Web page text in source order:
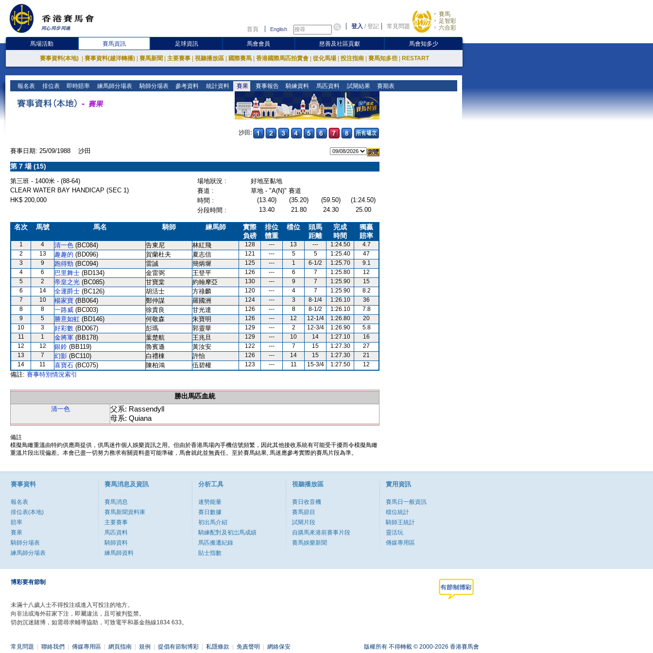
首頁 English 登入 /登記 常見問題
賽馬
足智彩
六合彩
馬場活動 賽馬資訊 足球資訊 馬會會員 慈善及社區貢獻 馬會知多少
賽事資料(本地) 賽事資料(越洋轉播) 賽馬新聞 主要賽事 視聽播放區 國際賽馬 香港國際馬匹拍賣會 從化馬場 投注指南 賽馬知多些 RESTART
報名表 排位表 即時賠率 練馬師分場表 騎師分場表 參考資料 統計資料 賽果 賽事報告 騎練資料 馬匹資料 試閘結果 賽期表
沙田:
賽事日期: 25/09/1988 沙田
第 7 場 (15)
第三班 - 1400米 - (88-64) 場地狀況 :
好地至黏地
CLEAR WATER BAY HANDICAP (SEC 1)
賽道 :
草地 - "A(N)" 賽道
HK$ 200,000
時間 : (13.40) (35.20) (59.50)
(1:24.50)
分段時間 :
13.40 21.80 24.30 25.00
名次 馬號 馬名 騎師 練馬師
實際
負磅
排位
體重
檔位
頭馬
距離
完成
時間
獨贏
賠率
1 4 清一色 (BC084) 告東尼 林紅飛 128 --- 13 --- 1:24.50
4.7
2
13 趣趣的 (BD096) 賀蘭杜夫 夏志信 121 --- 5 5 1:25.40
47
3
9 跑得勁 (BC094) 雷誠 簡炳墀 125 --- 1 6-1/2 1:25.70
9.1
4
6 巴里舞士 (BD134) 金雷弼 王登平 126 --- 6 7 1:25.80
12
5
2 帝皇之光 (BC085) 甘寶棠 約翰摩亞 130 --- 9 7 1:25.90
15
6
14 全運爵士 (BC126) 胡活士 方祿麟 120 --- 4 7 1:25.90
8.2
7
10 楊家寶 (BB064) 鄭仲謀 羅國洲 124 --- 3 8-1/4 1:26.10
36
8
8 一路威 (BC003) 徐貴良 甘光達 126 --- 8 8-1/2 1:26.10
7.8
9
5 勝意如虹 (BD146) 何敬森 朱寶明 126 --- 12 12-1/4 1:26.80
20
10
3 好彩數 (BD067) 彭瑪 郭靈華 129 --- 2 12-3/4 1:26.90
5.8
11
1 金將軍 (BB178) 葉楚航 王兆旦 129 --- 10 14 1:27.10
16
12
12 銀鈴 (BB119) 魯賓遜 黃汝安 122 --- 7 15 1:27.30
27
13
7 幻影 (BC110) 白禮棟 許怡 126 --- 14 15 1:27.30
21
14
11 喜寶石 (BC075) 陳柏鴻 伍碧權 123 --- 11 15-3/4 1:27.50 12
備註: 賽事特別情況索引
勝出馬匹血統
清一色
父系: Rassendyll
母系: Quiana
備註
模擬鳥瞰重溫由特約供應商提供，供馬迷作個人娛樂資訊之用。但由於香港馬場內手機信號頻繁，因此其他接收系統有可能受干擾而令模擬鳥瞰
重溫片段出現偏差。本會已盡一切努力務求有關資料盡可能準確，馬會就此並無責任。至於賽馬結果, 馬迷應參考實際的賽馬片段為準。
賽事資料
報名表
排位表(本地)
賠率
賽果
騎師分場表
練馬師分場表
賽馬消息及資訊
賽馬消息
賽馬新聞資料庫
主要賽事
馬匹資料
騎師資料
練馬師資料
分析工具
速勢能量
賽日數據
初出馬介紹
騎練配對及初岀馬成績
馬匹搬遷紀錄
貼士指數
視聽播放區
賽日收音機
賽馬節目
試閘片段
自購馬來港前賽事片段
賽馬娛樂新聞
實用資訊
賽馬日一般資訊
檔位統計
騎師王統計
靈活玩
傳媒專用區
博彩要有節制
未滿十八歲人士不得投注或進入可投注的地方。
向非法或海外莊家下注，即屬違法，且可被判監禁。
切勿沉迷賭博，如需尋求輔導協助，可致電平和基金熱線1834 633。
常見問題 聯絡我們 傳媒專用區 網頁指南 規例 提倡有節制博彩 私隱條款 免責聲明 網絡保安 版權所有 不得轉載 © 2000-2026 香港賽馬會